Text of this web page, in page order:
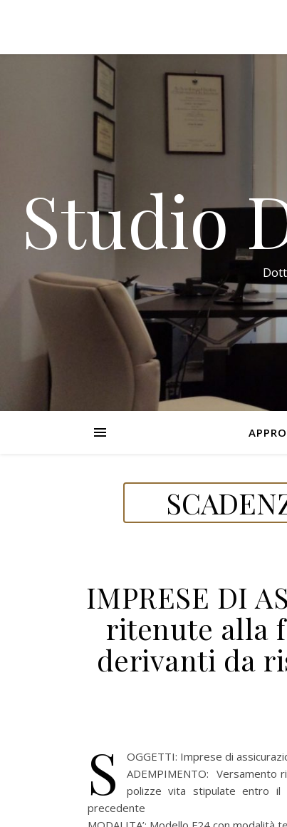
Studio
IMPRESE DI
ritenute alla
derivanti da
S
OGGETTI: Imprese di
ADEMPIMENTO: Versamento
polizze vita stipulate entro il
precedente